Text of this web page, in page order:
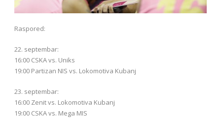
Raspored:
22. septembar:
16:00 CSKA vs. Uniks
19:00 Partizan NIS vs. Lokomotiva Kubanj
23. septembar:
16:00 Zenit vs. Lokomotiva Kubanj
19:00 CSKA vs. Mega MIS